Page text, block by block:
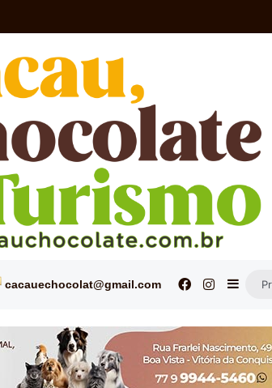
cacauechocolat@gmail.com Facebook